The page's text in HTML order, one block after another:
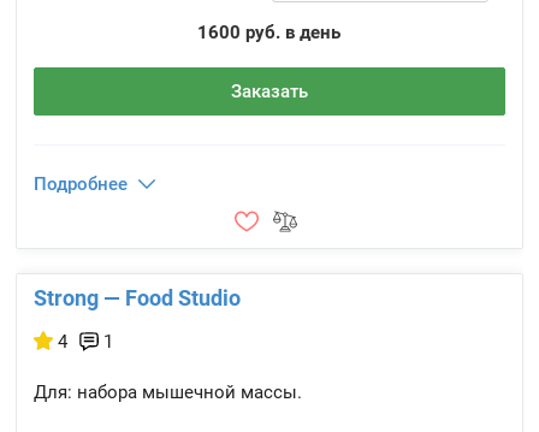
1600 руб. в день
Заказать
Подробнее
Strong — Food Studio
4 1
Для: набора мышечной массы.